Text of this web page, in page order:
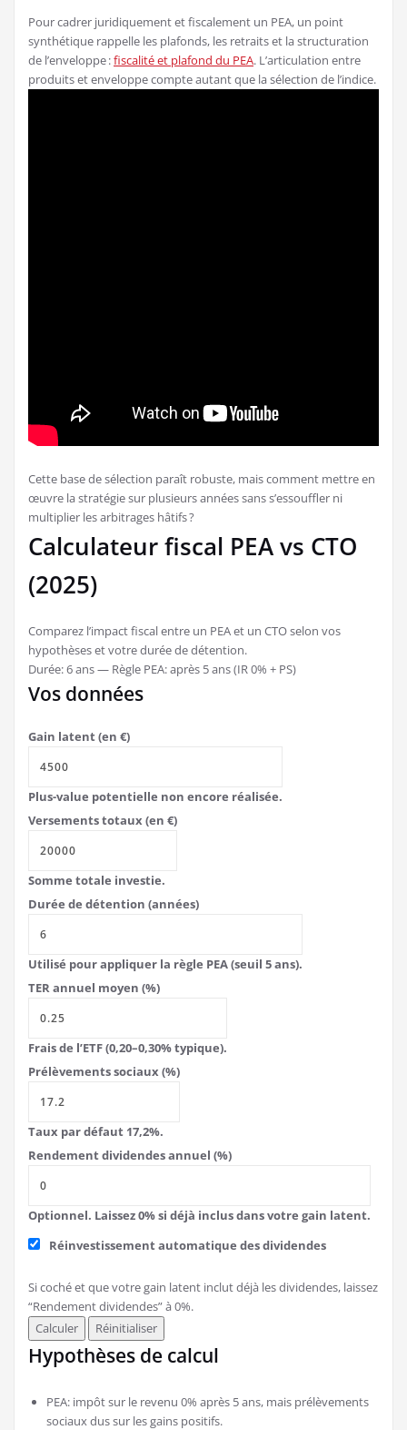
Pour cadrer juridiquement et fiscalement un PEA, un point
synthétique rappelle les plafonds, les retraits et la structuration
de l’enveloppe :fiscalité et plafond du PEA. L’articulation entre
produits et enveloppe compte autant que la sélection de l’indice.
Cette base de sélection paraît robuste, mais comment mettre en
œuvre la stratégie sur plusieurs années sans s’essouffler ni
multiplier les arbitrages hâtifs ?
Calculateur fiscal PEA vs CTO
(2025)
Comparez l’impact fiscal entre un PEA et un CTO selon vos
hypothèses et votre durée de détention.
Durée: 6 ans — Règle PEA: après 5 ans (IR 0% + PS)
Vos données
Gain latent (en €)
Plus-value potentielle non encore réalisée.
Versements totaux (en €)
Somme totale investie.
Durée de détention (années)
Utilisé pour appliquer la règle PEA (seuil 5 ans).
TER annuel moyen (%)
Frais de l’ETF (0,20–0,30% typique).
Prélèvements sociaux (%)
Taux par défaut 17,2%.
Rendement dividendes annuel (%)
Optionnel. Laissez 0% si déjà inclus dans votre gain latent.
Réinvestissement automatique des dividendes
Si coché et que votre gain latent inclut déjà les dividendes, laissez
“Rendement dividendes” à 0%.
Calculer
Réinitialiser
Hypothèses de calcul
PEA: impôt sur le revenu 0% après 5 ans, mais prélèvements
sociaux dus sur les gains positifs.